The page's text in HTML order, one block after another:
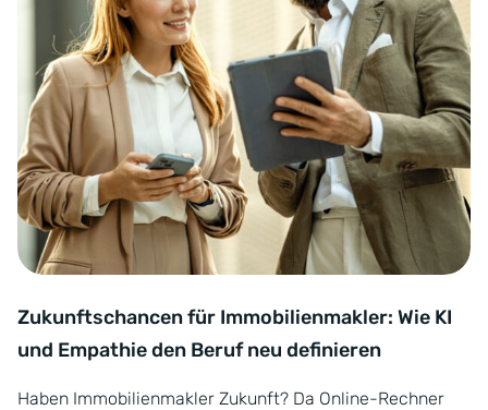
Zukunftschancen für Immobilienmakler: Wie KI
und Empathie den Beruf neu definieren
Haben Immobilienmakler Zukunft? Da Online-Rechner